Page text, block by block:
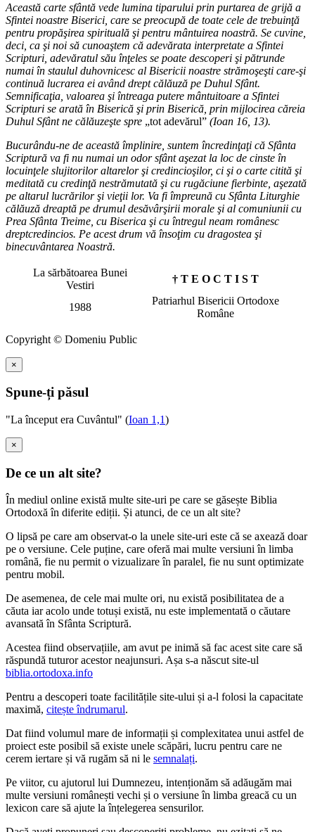
Această carte sfântă vede lumina tiparului prin purtarea de grijă a
Sfintei noastre Biserici, care se preocupă de toate cele de trebuinţă
pentru propăşirea spirituală şi pentru mântuirea noastră. Se cuvine,
deci, ca şi noi să cunoaştem că adevărata interpretate a Sfintei
Scripturi, adevăratul său înţeles se poate descoperi şi pătrunde
numai în staulul duhovnicesc al Bisericii noastre strămoşeşti care-şi
continuă lucrarea ei având drept călăuză pe Duhul Sfânt.
Semnificaţia, valoarea şi întreaga putere mântuitoare a Sfintei
Scripturi se arată în Biserică şi prin Biserică, prin mijlocirea căreia
Duhul Sfânt ne călăuzeşte spre „tot adevărul” (Ioan 16, 13).
Bucurându-ne de această împlinire, suntem încredinţaţi că Sfânta
Scriptură va fi nu numai un odor sfânt aşezat la loc de cinste în
locuinţele slujitorilor altarelor şi credincioşilor, ci şi o carte citită şi
meditată cu credinţă nestrămutată şi cu rugăciune fierbinte, aşezată
pe altarul lucrărilor şi vieţii lor. Va fi împreună cu Sfânta Liturghie
călăuză dreaptă pe drumul desăvârşirii morale şi al comuniunii cu
Prea Sfânta Treime, cu Biserica şi cu întregul neam românesc
dreptcredincios. Pe acest drum vă însoţim cu dragostea şi
binecuvântarea Noastră.
La sărbătoarea Bunei
Vestiri
† T E O C T I S T
1988
Patriarhul Bisericii Ortodoxe
Române
Copyright © Domeniu Public
×
Spune-ți păsul
"La început era Cuvântul" (Ioan 1,1)
×
De ce un alt site?
În mediul online există multe site-uri pe care se găsește Biblia
Ortodoxă în diferite ediții. Și atunci, de ce un alt site?
O lipsă pe care am observat-o la unele site-uri este că se axează doar
pe o versiune. Cele puține, care oferă mai multe versiuni în limba
română, fie nu permit o vizualizare în paralel, fie nu sunt optimizate
pentru mobil.
De asemenea, de cele mai multe ori, nu există posibilitatea de a
căuta iar acolo unde totuși există, nu este implementată o căutare
avansată în Sfânta Scriptură.
Acestea fiind observațiile, am avut pe inimă să fac acest site care să
răspundă tuturor acestor neajunsuri. Așa s-a născut site-ul
biblia.ortodoxa.info
Pentru a descoperi toate facilitățile site-ului și a-l folosi la capacitate
maximă, citește îndrumarul.
Dat fiind volumul mare de informații și complexitatea unui astfel de
proiect este posibil să existe unele scăpări, lucru pentru care ne
cerem iertare și vă rugăm să ni le semnalați.
Pe viitor, cu ajutorul lui Dumnezeu, intenționăm să adăugăm mai
multe versiuni românești vechi și o versiune în limba greacă cu un
lexicon care să ajute la înțelegerea sensurilor.